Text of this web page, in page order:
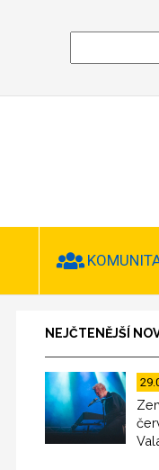
NEJČTENĚJŠÍ